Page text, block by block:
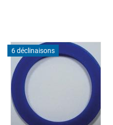
6 déclinaisons